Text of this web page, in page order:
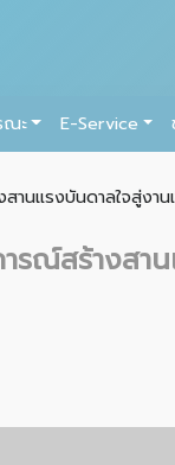
ณะ E-Service
านแรงบันดาลใจสู่งานเ
รณ์สร้างสา